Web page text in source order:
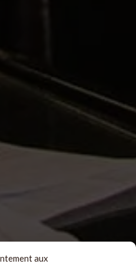
aux